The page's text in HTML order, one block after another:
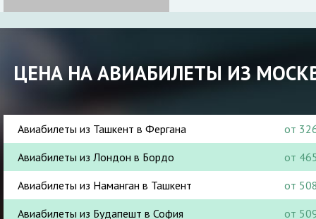
ЦЕНА НА АВИАБИЛЕТЫ ИЗ
Авиабилеты из Ташкент в Фергана
от
Авиабилеты из Лондон в Бордо
от
Авиабилеты из Наманган в Ташкент
от
Авиабилеты из Будапешт в София
от